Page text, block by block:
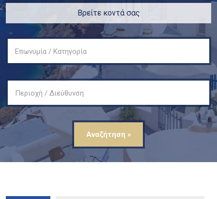
Βρείτε κοντά σας
Επωνυμία / Κατηγορία
Περιοχή / Διεύθυνση